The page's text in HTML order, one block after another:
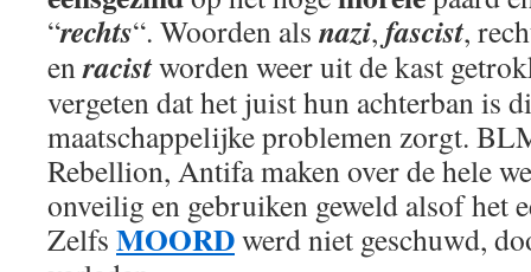
“rechts“. Woorden als nazi, fascist,
enracistworden weer uit de kast
vergeten dat het juist hun achterban is
maatschappelijke problemen zorgt.
Rebellion, Antifa maken over de hele
onveilig en gebruiken geweld alsof het
Zelfs MOORDwerd niet geschuwd,